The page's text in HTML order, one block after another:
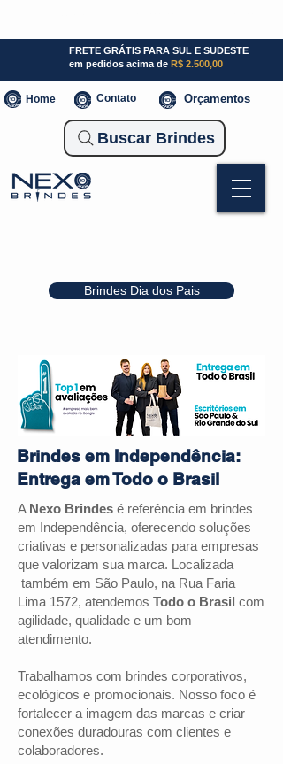
Brindes Dia dos Pais
FRETE GRÁTIS PARA SUL E SUDESTE
em pedidos acima de R$ 2.500,00
Home Contato Orçamentos
Buscar Brindes
Brindes em Independência:
Entrega em Todo o Brasil
A Nexo Brindes é referência em brindes
em Independência, oferecendo soluções
criativas e personalizadas para empresas
que valorizam sua marca. Localizada
também em São Paulo, na Rua Faria
Lima 1572, atendemos Todo o Brasil com
agilidade, qualidade e um bom
atendimento.
Trabalhamos com brindes corporativos,
ecológicos e promocionais. Nosso foco é
fortalecer a imagem das marcas e criar
conexões duradouras com clientes e
colaboradores.